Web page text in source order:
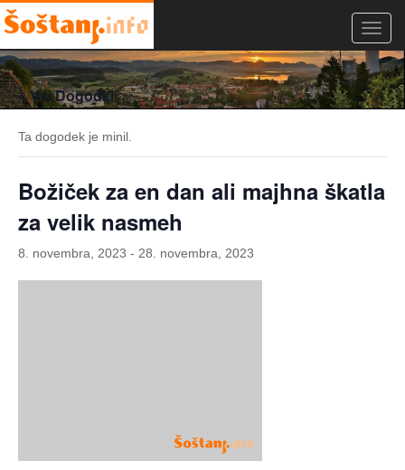
« Vsi Dogodki
Ta dogodek je minil.
Božiček za en dan ali majhna škatla
za velik nasmeh
8. novembra, 2023 - 28. novembra, 2023